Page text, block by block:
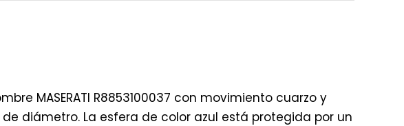
MASERATI R8853100037 con movimiento cuarzo y
diámetro. La esfera de color azul está protegida por un